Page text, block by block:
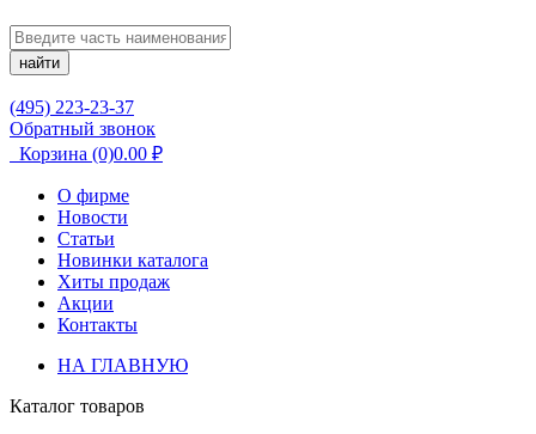
найти
(495) 223-23-37
Обратный звонок
Корзина (0)0.00 ₽
О фирме
Новости
Статьи
Новинки каталога
Хиты продаж
Акции
Контакты
НА ГЛАВНУЮ
Каталог товаров